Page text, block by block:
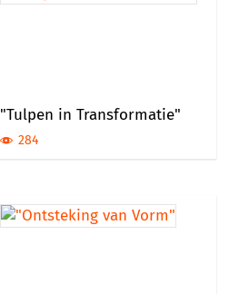
"Tulpen in Transformatie"
284